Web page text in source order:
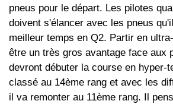
pneus pour le départ. Les pilotes
doivent s'élancer avec les pneus
meilleur temps en Q2. Partir en
être un très gros avantage face aux
devront débuter la course en hyper-
classé au 14ème rang et avec les
il va remonter au 11ème rang. Il